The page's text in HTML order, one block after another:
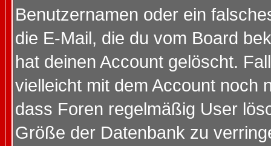
Benutzernamen oder ein
die E-Mail, die du vom Board
hat deinen Account gelöscht.
vielleicht mit dem Account noch
dass Foren regelmäßig User
Größe der Datenbank zu